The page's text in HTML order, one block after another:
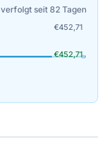
verfolgt seit 82 Tagen
€452,71
€452,71